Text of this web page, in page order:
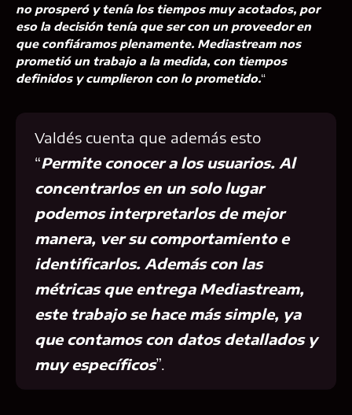
no prosperó y tenía los tiempos muy acotados, por
eso la decisión tenía que ser con un proveedor en
que confiáramos plenamente. Mediastream nos
prometió un trabajo a la medida, con tiempos
definidos y cumplieron con lo prometido.“
Valdés cuenta que además esto
“Permite conocer a los usuarios. Al
concentrarlos en un solo lugar
podemos interpretarlos de mejor
manera, ver su comportamiento e
identificarlos. Además con las
métricas que entrega Mediastream,
este trabajo se hace más simple, ya
que contamos con datos detallados y
muy específicos”.